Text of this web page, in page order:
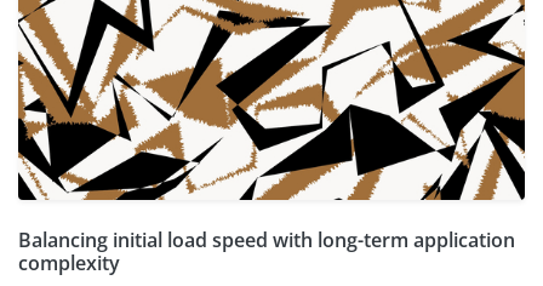
Balancing initial load speed with long-term application
complexity